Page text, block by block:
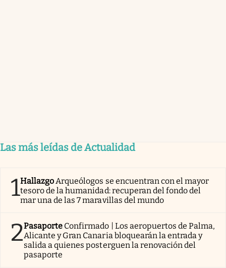
Las más leídas de Actualidad
1Hallazgo Arqueólogos se encuentran con el mayor
tesoro de la humanidad: recuperan del fondo del
mar una de las 7 maravillas del mundo
2Pasaporte Confirmado | Los aeropuertos de Palma,
Alicante y Gran Canaria bloquearán la entrada y
salida a quienes posterguen la renovación del
pasaporte